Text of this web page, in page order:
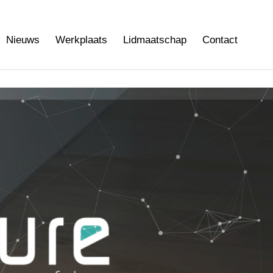
Nieuws Werkplaats Lidmaatschap Contact